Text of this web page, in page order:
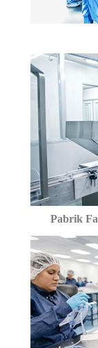
Pabrik